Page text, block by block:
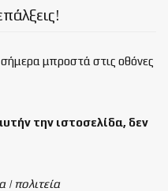
μπροστά στις οθόνες
την ιστοσελίδα, δεν
| πολιτεία